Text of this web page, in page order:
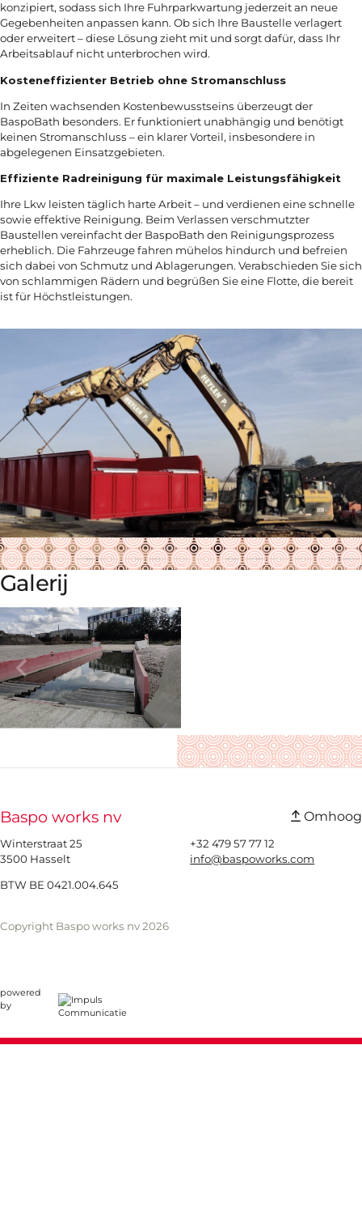
konzipiert, sodass sich Ihre Fuhrparkwartung jederzeit an neue
Gegebenheiten anpassen kann. Ob sich Ihre Baustelle verlagert
oder erweitert – diese Lösung zieht mit und sorgt dafür, dass Ihr
Arbeitsablauf nicht unterbrochen wird.
Kosteneffizienter Betrieb ohne Stromanschluss
In Zeiten wachsenden Kostenbewusstseins überzeugt der
BaspoBath besonders. Er funktioniert unabhängig und benötigt
keinen Stromanschluss – ein klarer Vorteil, insbesondere in
abgelegenen Einsatzgebieten.
Effiziente Radreinigung für maximale Leistungsfähigkeit
Ihre Lkw leisten täglich harte Arbeit – und verdienen eine schnelle
sowie effektive Reinigung. Beim Verlassen verschmutzter
Baustellen vereinfacht der BaspoBath den Reinigungsprozess
erheblich. Die Fahrzeuge fahren mühelos hindurch und befreien
sich dabei von Schmutz und Ablagerungen. Verabschieden Sie sich
von schlammigen Rädern und begrüßen Sie eine Flotte, die bereit
ist für Höchstleistungen.
Galerij
Baspo works nv Omhoog
Winterstraat 25
3500 Hasselt
BTW BE 0421.004.645
+32 479 57 77 12
info@baspoworks.com
Copyright Baspo works nv 2026
powered
by